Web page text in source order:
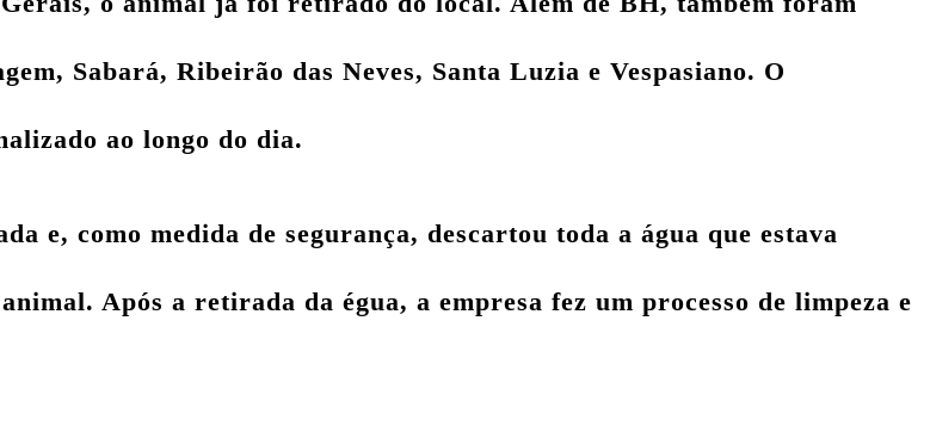
Sabará, Ribeirão das Neves, Santa Luzia e Vespasiano. O
ao longo do dia.
e, como medida de segurança, descartou toda a água que estava
Após a retirada da égua, a empresa fez um processo de limpeza e